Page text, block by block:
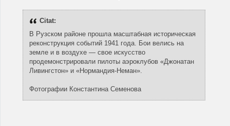
Citat:
В Рузском районе прошла масштабная историческая
реконструкция событий 1941 года. Бои велись на
земле и в воздухе — свое искусство
продемонстрировали пилоты аэроклубов «Джонатан
Ливингстон» и «Нормандия-Неман».
Фотографии Константина Семенова